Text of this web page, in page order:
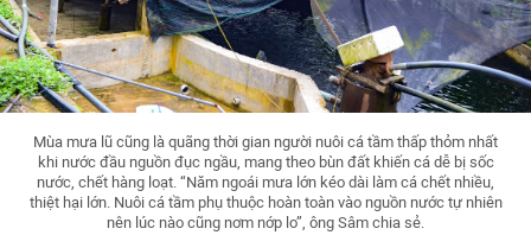
Mùa mưa lũ cũng là quãng thời gian người nuôi cá tầm thấp thỏm nhất
khi nước đầu nguồn đục ngầu, mang theo bùn đất khiến cá dễ bị sốc
nước, chết hàng loạt. “Năm ngoái mưa lớn kéo dài làm cá chết nhiều,
thiệt hại lớn. Nuôi cá tầm phụ thuộc hoàn toàn vào nguồn nước tự nhiên
nên lúc nào cũng nơm nớp lo”, ông Sâm chia sẻ.